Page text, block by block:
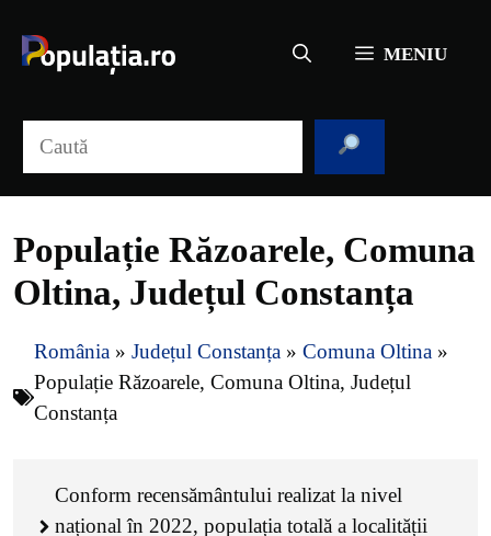
conținut
MENIU
Populație Răzoarele, Comuna
Oltina, Județul Constanța
România » Județul Constanța » Comuna Oltina »
Populație Răzoarele, Comuna Oltina, Județul
Constanța
Conform recensământului realizat la nivel
național în 2022, populația totală a localității